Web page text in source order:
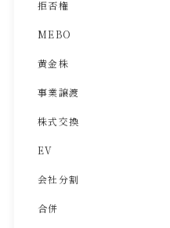
拒否権
MEBO
黄金株
事業譲渡
株式交換
EV
会社分割
合併